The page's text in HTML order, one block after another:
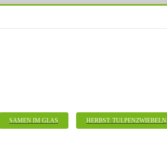
SAMEN IM GLAS HERBST: TULPENZWIEBELN